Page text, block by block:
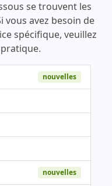
se trouvent les
vous avez besoin de
spécifique, veuillez
nouvelles
nouvelles